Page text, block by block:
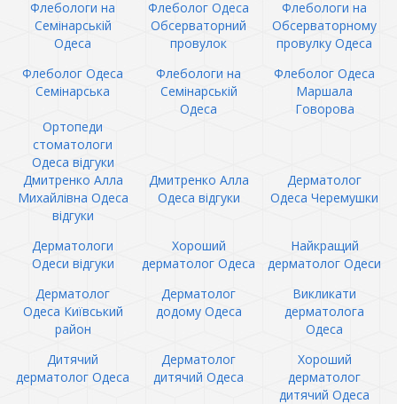
Флебологи на
Семінарській
Одеса
Флеболог Одеса
Обсерваторний
провулок
Флебологи на
Обсерваторному
провулку Одеса
Флеболог Одеса
Семінарська
Флебологи на
Семінарській
Одеса
Флеболог Одеса
Маршала
Говорова
Ортопеди
стоматологи
Одеса відгуки
Дмитренко Алла
Михайлівна Одеса
відгуки
Дмитренко Алла
Одеса відгуки
Дерматолог
Одеса Черемушки
Дерматологи
Одеси відгуки
Хороший
дерматолог Одеса
Найкращий
дерматолог Одеси
Дерматолог
Одеса Київський
район
Дерматолог
додому Одеса
Викликати
дерматолога
Одеса
Дитячий
дерматолог Одеса
Дерматолог
дитячий Одеса
Хороший
дерматолог
дитячий Одеса